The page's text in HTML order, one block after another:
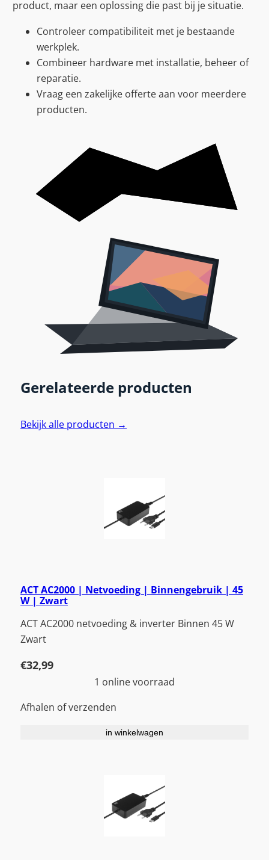
product, maar een oplossing die past bij je situatie.
Controleer compatibiliteit met je bestaande
werkplek.
Combineer hardware met installatie, beheer of
reparatie.
Vraag een zakelijke offerte aan voor meerdere
producten.
Gerelateerde producten
Bekijk alle producten →
ACT AC2000 | Netvoeding | Binnengebruik | 45
W | Zwart
ACT AC2000 netvoeding & inverter Binnen 45 W
Zwart
€32,99
1 online voorraad
Afhalen of verzenden
in winkelwagen